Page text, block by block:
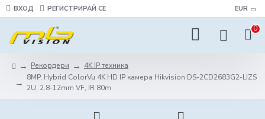
ВХОД РЕГИСТРИРАЙ СЕ EUR
0
Рекордери
4K IP техника
8MP, Hybrid ColorVu 4K HD IP камера Hikvision DS-2CD2683G2-LIZS
2U, 2.8-12mm VF, IR 80m